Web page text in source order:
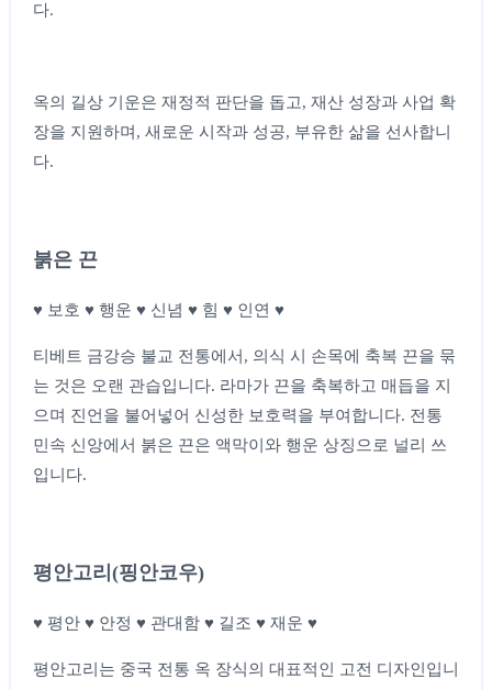
다.
옥의 길상 기운은 재정적 판단을 돕고, 재산 성장과 사업 확
장을 지원하며, 새로운 시작과 성공, 부유한 삶을 선사합니
다.
붉은 끈
♥ 보호 ♥ 행운 ♥ 신념 ♥ 힘 ♥ 인연 ♥
티베트 금강승 불교 전통에서, 의식 시 손목에 축복 끈을 묶
는 것은 오랜 관습입니다. 라마가 끈을 축복하고 매듭을 지
으며 진언을 불어넣어 신성한 보호력을 부여합니다. 전통
민속 신앙에서 붉은 끈은 액막이와 행운 상징으로 널리 쓰
입니다.
평안고리(핑안코우)
♥ 평안 ♥ 안정 ♥ 관대함 ♥ 길조 ♥ 재운 ♥
평안고리는 중국 전통 옥 장식의 대표적인 고전 디자인입니